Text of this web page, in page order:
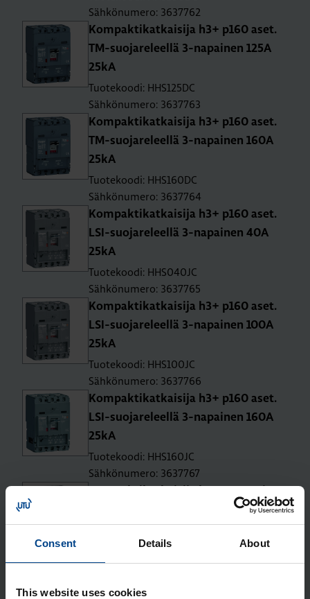
Consent Details About
This website uses cookies
Sähkönumero: 3637762
Kom­pak­ti­kat­kai­si­ja h3+ p160 aset.
TM-suo­ja­re­leel­lä 3-na­pai­nen 125A
25kA
Tuotekoodi: HHS125DC
Sähkönumero: 3637763
Kom­pak­ti­kat­kai­si­ja h3+ p160 aset.
TM-suo­ja­re­leel­lä 3-na­pai­nen 160A
25kA
Tuotekoodi: HHS160DC
Sähkönumero: 3637764
Kom­pak­ti­kat­kai­si­ja h3+ p160 aset.
LSI-suo­ja­re­leel­lä 3-na­pai­nen 40A
25kA
Tuotekoodi: HHS040JC
Sähkönumero: 3637765
Kom­pak­ti­kat­kai­si­ja h3+ p160 aset.
LSI-suo­ja­re­leel­lä 3-na­pai­nen 100A
25kA
Tuotekoodi: HHS100JC
Sähkönumero: 3637766
Kom­pak­ti­kat­kai­si­ja h3+ p160 aset.
LSI-suo­ja­re­leel­lä 3-na­pai­nen 160A
25kA
Tuotekoodi: HHS160JC
Sähkönumero: 3637767
taust. Ener­gy-suo­ja­re­leel­lä 3-na­pai­
nen 40A 25kA
Tuotekoodi: HHS040NC
Sähkönumero: 3637768